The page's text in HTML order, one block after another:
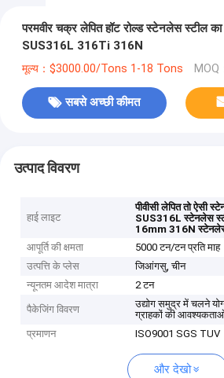
परमवीर चक्र लेपित हॉट रोल्ड स्टेनलेस स्टील का
SUS316L 316Ti 316N
मूल्य：$3000.00/Tons 1-18 Tons MOQ
सबसे अच्छी कीमत
उत्पाद विवरण
हाई लाइट
पीवीसी लेपित तो ऐसी
SUS316L स्टेनलेस
16mm 316N स्टेनलेस
आपूर्ति की क्षमता
5000 टन/टन प्रति माह
उत्पत्ति के प्लेस
जिआंगसु, चीन
न्यूनतम आदेश मात्रा
2 टन
पैकेजिंग विवरण
उद्योग समुद्र में चलने
ग्राहकों की
प्रमाणन
ISO9001 SGS TUV
और देखो